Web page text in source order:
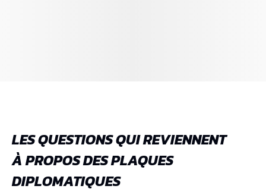
LES QUESTIONS QUI REVIENNENT
À PROPOS DES PLAQUES
DIPLOMATIQUES